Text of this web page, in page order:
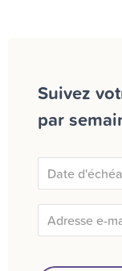
Suivez
par